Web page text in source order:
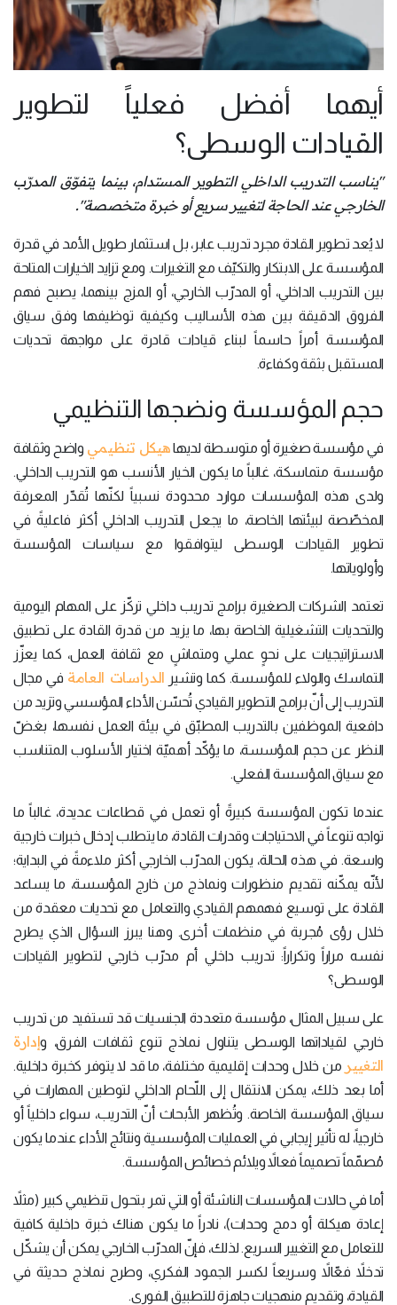
أيهما أفضل فعلياً لتطوير
القيادات الوسطى؟
"يناسب التدريب الداخلي التطوير المستدام، بينما يتفوّق المدرّب
الخارجي عند الحاجة لتغيير سريع أو خبرة متخصصة".
لا يُعد تطوير القادة مجرد تدريب عابر، بل استثمار طويل الأمد في قدرة
المؤسسة على الابتكار والتكيّف مع التغيرات. ومع تزايد الخيارات المتاحة
بين التدريب الداخلي، أو المدرّب الخارجي، أو المزج بينهما، يصبح فهم
الفروق الدقيقة بين هذه الأساليب وكيفية توظيفها وفق سياق
المؤسسة أمراً حاسماً لبناء قيادات قادرة على مواجهة تحديات
المستقبل بثقة وكفاءة.
حجم المؤسسة ونضجها التنظيمي
في مؤسسة صغيرة أو متوسطة لديهاهيكل تنظيمي واضح وثقافة
مؤسسة متماسكة، غالباً ما يكون الخيار الأنسب هو التدريب الداخلي.
ولدى هذه المؤسسات موارد محدودة نسبياً لكنّها تُقدّر المعرفة
المخصّصة لبيئتها الخاصة، ما يجعل التدريب الداخلي أكثر فاعليةً في
تطوير القيادات الوسطى ليتوافقوا مع سياسات المؤسسة
وأولوياتها.
تعتمد الشركات الصغيرة برامج تدريب داخلي تركّز على المهام اليومية
والتحديات التشغيلية الخاصة بها، ما يزيد من قدرة القادة على تطبيق
الاستراتيجيات على نحوٍ عملي ومتماشٍ مع ثقافة العمل، كما يعزّز
التماسك والولاء للمؤسسة. كما وتشير الدراسات العامة في مجال
التدريب إلى أنّ برامج التطوير القيادي تُحسّن الأداء المؤسسي وتزيد من
دافعية الموظفين بالتدريب المطبّق في بيئة العمل نفسها، بغضّ
النظر عن حجم المؤسسة، ما يؤكّد أهميّة اختيار الأسلوب المتناسب
مع سياق المؤسسة الفعلي.
عندما تكون المؤسسة كبيرةً أو تعمل في قطاعات عديدة، غالباً ما
تواجه تنوعاً في الاحتياجات وقدرات القادة، ما يتطلب إدخال خبرات خارجية
واسعة. في هذه الحالة، يكون المدرّب الخارجي أكثر ملاءمةً في البداية؛
لأنّه يمكّنه تقديم منظورات ونماذج من خارج المؤسسة، ما يساعد
القادة على توسيع فهمهم القيادي والتعامل مع تحديات معقدة من
خلال رؤى مُجربة في منظمات أخرى. وهنا يبرز السؤال الذي يطرح
نفسه مراراً وتكراراً: تدريب داخلي أم مدرّب خارجي لتطوير القيادات
الوسطى؟
على سبيل المثال، مؤسسة متعددة الجنسيات قد تستفيد من تدريب
خارجي لقياداتها الوسطى يتناول نماذج تنوع ثقافات الفرق، وإدارة
التغيير من خلال وحدات إقليمية مختلفة، ما قد لا يتوفر كخبرة داخلية.
أما بعد ذلك، يمكن الانتقال إلى اللّحام الداخلي لتوطين المهارات في
سياق المؤسسة الخاصة. وتُظهر الأبحاث أنّ التدريب، سواء داخلياً أو
خارجياً، له تأثير إيجابي في العمليات المؤسسية ونتائج الأداء عندما يكون
مُصمّماً تصميماً فعالاً ويلائم خصائص المؤسسة.
أما في حالات المؤسسات الناشئة أو التي تمر بتحول تنظيمي كبير (مثلاً
إعادة هيكلة أو دمج وحدات)، نادراً ما يكون هناك خبرة داخلية كافية
للتعامل مع التغيير السريع. لذلك، فإنّ المدرّب الخارجي يمكن أن يشكّل
تدخلاً فعّالاً وسريعاً لكسر الجمود الفكري، وطرح نماذج حديثة في
القيادة، وتقديم منهجيات جاهزة للتطبيق الفوري.